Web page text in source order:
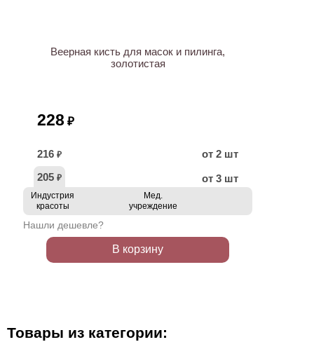
Веерная кисть для масок и пилинга,
золотистая
228 ₽
216 ₽
от 2 шт
205 ₽ от 3 шт
Индустрия
красоты
Мед.
учреждение
Нашли дешевле?
В корзину
Товары из категории: